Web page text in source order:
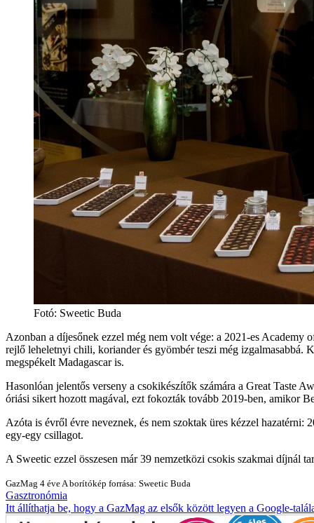
Fotó: Sweetic Buda
Azonban a díjesőnek ezzel még nem volt vége: a 2021-es Academy
rejlő leheletnyi chili, koriander és gyömbér teszi még
megspékelt Madagascar is.
Hasonlóan jelentős verseny a csokikészítők számára a Great Taste
óriási sikert hozott magával, ezt fokozták tovább 2019-ben, amikor
Azóta is évről évre neveznek, és nem szoktak üres kézzel
egy-egy csillagot.
A Sweetic ezzel összesen már 39 nemzetközi csokis szakmai díjnál
GazMag 4 éve A borítókép forrása: Sweetic Buda
Gasztronómia
Itt állíthatja be, hogy a GazMag az elsők között legyen a Google-